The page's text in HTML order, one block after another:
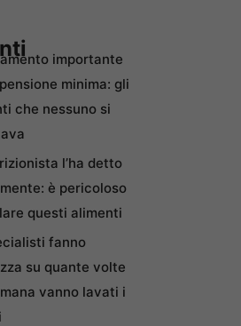
importante
minima: gli
che nessuno si
l’ha detto
è pericoloso
questi alimenti
fanno
su quante volte
vanno lavati i